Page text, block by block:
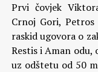
Prvi čovjek
Crnoj Gori,
raskid ugovora o
Restis i Aman
uz odštetu od 50